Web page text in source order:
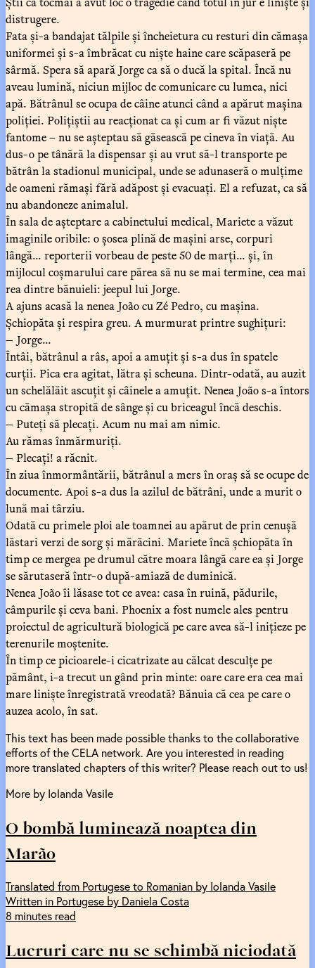
distrugere.
Fata și-a bandajat tălpile și încheietura cu resturi din cămașa
uniformei și s-a îmbrăcat cu niște haine care scăpaseră pe
sârmă. Spera să apară Jorge ca să o ducă la spital. Încă nu
aveau lumină, niciun mijloc de comunicare cu lumea, nici
apă. Bătrânul se ocupa de câine atunci când a apărut mașina
poliției. Polițiștii au reacționat ca și cum ar fi văzut niște
fantome – nu se așteptau să găsească pe cineva în viață. Au
dus-o pe tânără la dispensar și au vrut să-l transporte pe
bătrân la stadionul municipal, unde se adunaseră o mulțime
de oameni rămași fără adăpost și evacuați. El a refuzat, ca să
nu abandoneze animalul.
În sala de așteptare a cabinetului medical, Mariete a văzut
imaginile oribile: o șosea plină de mașini arse, corpuri
lângă... reporterii vorbeau de peste 50 de marți... și, în
mijlocul coșmarului care părea să nu se mai termine, cea mai
rea dintre bănuieli: jeepul lui Jorge.
A ajuns acasă la nenea João cu Zé Pedro, cu mașina.
Șchiopăta și respira greu. A murmurat printre sughițuri:
— Jorge...
Întâi, bătrânul a râs, apoi a amuțit și s-a dus în spatele
curții. Pica era agitat, lătra și scheuna. Dintr-odată, au auzit
un schelălăit ascuțit și câinele a amuțit. Nenea João s-a întors
cu cămașa stropită de sânge și cu briceagul încă deschis.
— Puteți să plecați. Acum nu mai am nimic.
Au rămas înmărmuriți.
— Plecați! a răcnit.
În ziua înmormântării, bătrânul a mers în oraș să se ocupe de
documente. Apoi s-a dus la azilul de bătrâni, unde a murit o
lună mai târziu.
Odată cu primele ploi ale toamnei au apărut de prin cenușă
lăstari verzi de sorg și mărăcini. Mariete încă șchiopăta în
timp ce mergea pe drumul către moara lângă care ea și Jorge
se sărutaseră într-o după-amiază de duminică.
Nenea João îi lăsase tot ce avea: casa în ruină, pădurile,
câmpurile și ceva bani. Phoenix a fost numele ales pentru
proiectul de agricultură biologică pe care avea să-l inițieze pe
terenurile moștenite.
În timp ce picioarele-i cicatrizate au călcat desculțe pe
pământ, i-a trecut un gând prin minte: oare care era cea mai
mare liniște înregistrată vreodată? Bănuia că cea pe care o
auzea acolo, în sat.
This text has been made possible thanks to the collaborative
efforts of the CELA network. Are you interested in reading
more translated chapters of this writer? Please reach out to us!
More by Iolanda Vasile
O bombă luminează noaptea din
Marão
Translated from Portugese to Romanian by Iolanda Vasile
Written in Portugese by Daniela Costa
8 minutes read
Lucruri care nu se schimbă niciodată